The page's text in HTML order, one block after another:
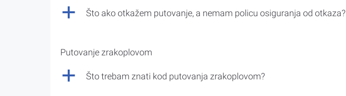
a Što ako otkažem putovanje, a nemam policu osiguranja od otkaza?
Putovanje zrakoplovom
a Što trebam znati kod putovanja zrakoplovom?